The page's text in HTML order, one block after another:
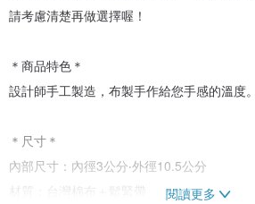
請考慮清楚再做選擇喔！
＊商品特色＊
設計師手工製造，布製手作給您手感的溫度。
＊尺寸＊
內部尺寸：內徑3公分‧外徑10.5公分
材質：台灣棉布＋鬆緊帶
閱讀更多